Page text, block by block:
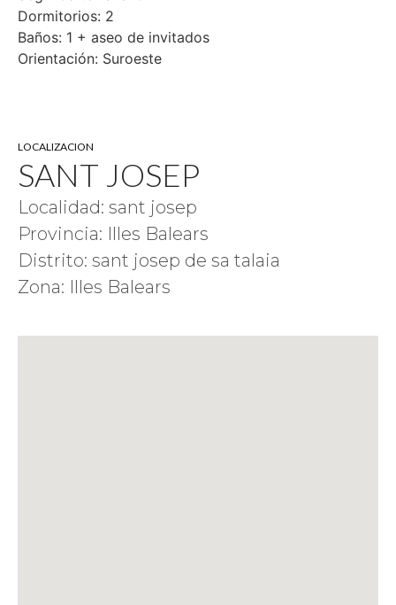
Dormitorios: 2
Baños: 1 + aseo de invitados
Orientación: Suroeste
LOCALIZACION
SANT JOSEP
Localidad: sant josep
Provincia: Illes Balears
Distrito: sant josep de sa talaia
Zona: Illes Balears